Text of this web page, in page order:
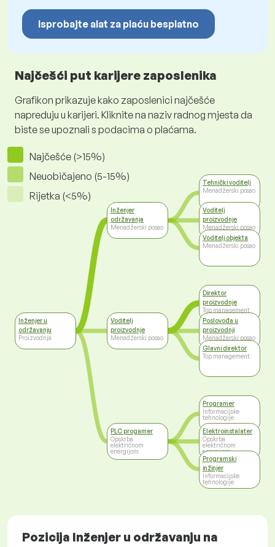
Isprobajte alat za plaću besplatno
Najčešći put karijere zaposlenika
Grafikon prikazuje kako zaposlenici najčešće
napreduju u karijeri. Kliknite na naziv radnog mjesta da
biste se upoznali s podacima o plaćama.
Najčešće (>15%)
Neuobičajeno (5-15%)
Rijetka (<5%)
Inženjer u
održavanju
Proizvodnja
Inženjer
održavanja
Menadžerski posao
Voditelj
proizvodnje
Menadžerski posao
PLC progamer
Opskrba
električnom
energijom
Tehnički voditelj
Menadžerski posao
Voditelj
proizvodnje
Menadžerski posao
Voditelj objekta
Menadžerski posao
Direktor
proizvodnje
Top management
Poslovođa u
proizvodnji
Menadžerski posao
Glavni direktor
Top management
Programer
Informacijske
tehnologije
Elektroinstalater
Opskrba
električnom
energijom
Programski
inžinjer
Informacijske
tehnologije
Pozicija Inženjer u održavanju na